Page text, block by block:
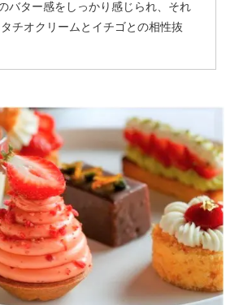
バター感をしっかり感じられ、それ
チオクリームとイチゴとの相性抜